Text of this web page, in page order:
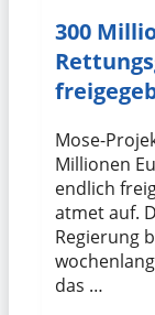
300
Mose-
Millionen
endlich
atmet auf.
Regierung
das …